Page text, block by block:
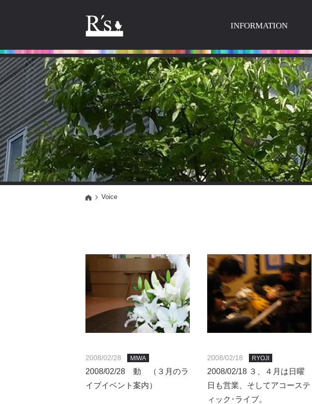
INFORMATION
Voice
2008/02/28 MIWA
2008/02/28 動 （３月のラ
イブイベント案内）
2008/02/18 RYOJI
2008/02/18 ３、４月は日曜
日も営業、そしてアコーステ
ィック･ライブ。